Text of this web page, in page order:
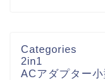
Categories
2in1
ACアダプター